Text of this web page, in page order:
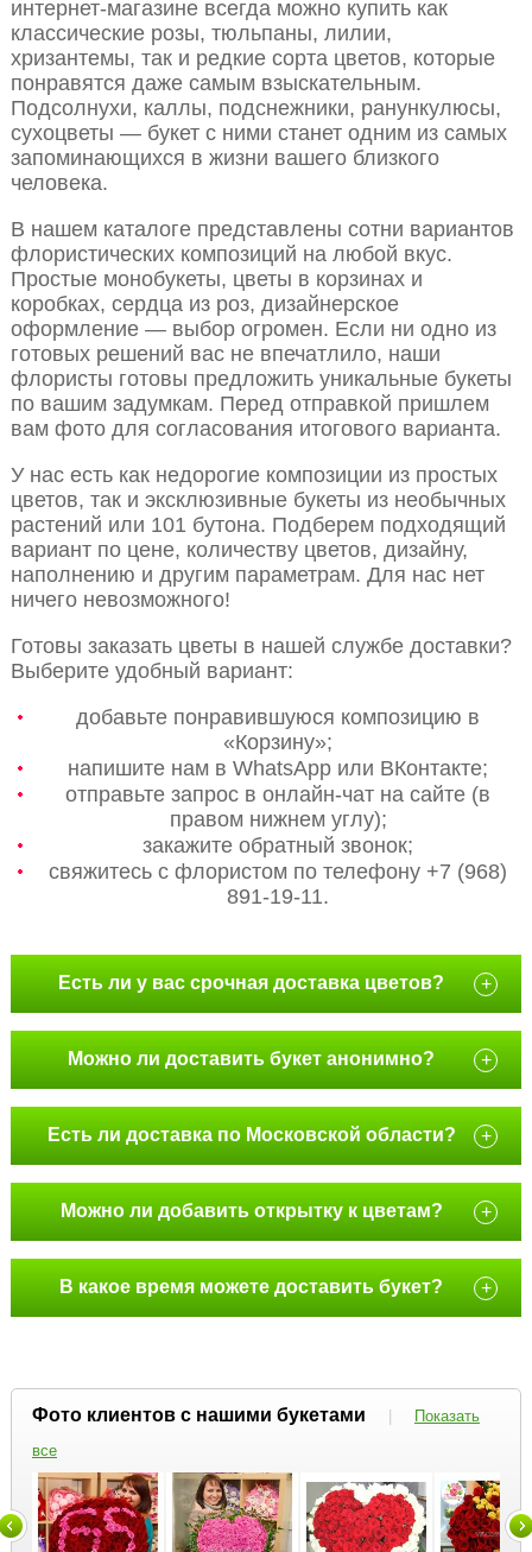
интернет-магазине всегда можно купить как
классические розы, тюльпаны, лилии,
хризантемы, так и редкие сорта цветов, которые
понравятся даже самым взыскательным.
Подсолнухи, каллы, подснежники, ранункулюсы,
сухоцветы — букет с ними станет одним из самых
запоминающихся в жизни вашего близкого
человека.
В нашем каталоге представлены сотни вариантов
флористических композиций на любой вкус.
Простые монобукеты, цветы в корзинах и
коробках, сердца из роз, дизайнерское
оформление — выбор огромен. Если ни одно из
готовых решений вас не впечатлило, наши
флористы готовы предложить уникальные букеты
по вашим задумкам. Перед отправкой пришлем
вам фото для согласования итогового варианта.
У нас есть как недорогие композиции из простых
цветов, так и эксклюзивные букеты из необычных
растений или 101 бутона. Подберем подходящий
вариант по цене, количеству цветов, дизайну,
наполнению и другим параметрам. Для нас нет
ничего невозможного!
Готовы заказать цветы в нашей службе доставки?
Выберите удобный вариант:
добавьте понравившуюся композицию в
«Корзину»;
напишите нам в WhatsApp или ВКонтакте;
отправьте запрос в онлайн-чат на сайте (в
правом нижнем углу);
закажите обратный звонок;
свяжитесь с флористом по телефону +7 (968)
891-19-11.
Есть ли у вас срочная доставка цветов? +
Можно ли доставить букет анонимно? +
Есть ли доставка по Московской области? +
Можно ли добавить открытку к цветам? +
В какое время можете доставить букет? +
Фото клиентов с нашими букетами |
Показать
все